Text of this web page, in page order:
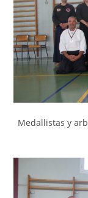
Medallistas y